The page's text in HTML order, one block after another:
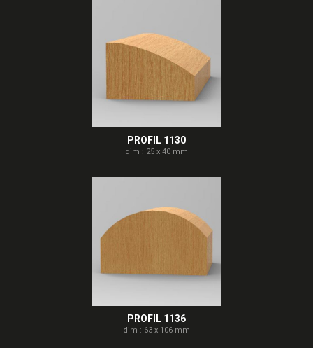
PROFIL 1130
dim : 25 x 40 mm
PROFIL 1136
dim : 63 x 106 mm